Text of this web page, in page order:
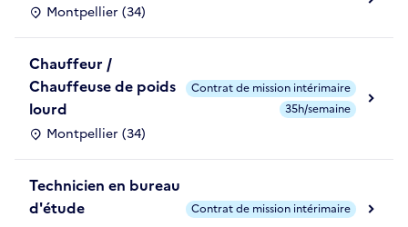
Montpellier (34)
Chauffeur /
Chauffeuse de poids
lourd
Montpellier (34)
Contrat de mission intérimaire
35h/semaine
Technicien en bureau
d'étude
Contrat de mission intérimaire